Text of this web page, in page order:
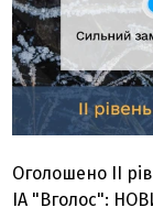
Оголошено ІІ
ІА "Вголос":